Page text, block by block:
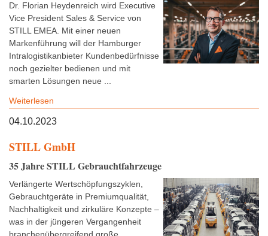
Dr. Florian Heydenreich wird Executive
Vice President Sales & Service von
STILL EMEA. Mit einer neuen
Markenführung will der Hamburger
Intralogistikanbieter Kundenbedürfnisse
noch gezielter bedienen und mit
smarten Lösungen neue ...
Weiterlesen
04.10.2023
STILL GmbH
35 Jahre STILL Gebrauchtfahrzeuge
Verlängerte Wertschöpfungszyklen,
Gebrauchtgeräte in Premiumqualität,
Nachhaltigkeit und zirkuläre Konzepte –
was in der jüngeren Vergangenheit